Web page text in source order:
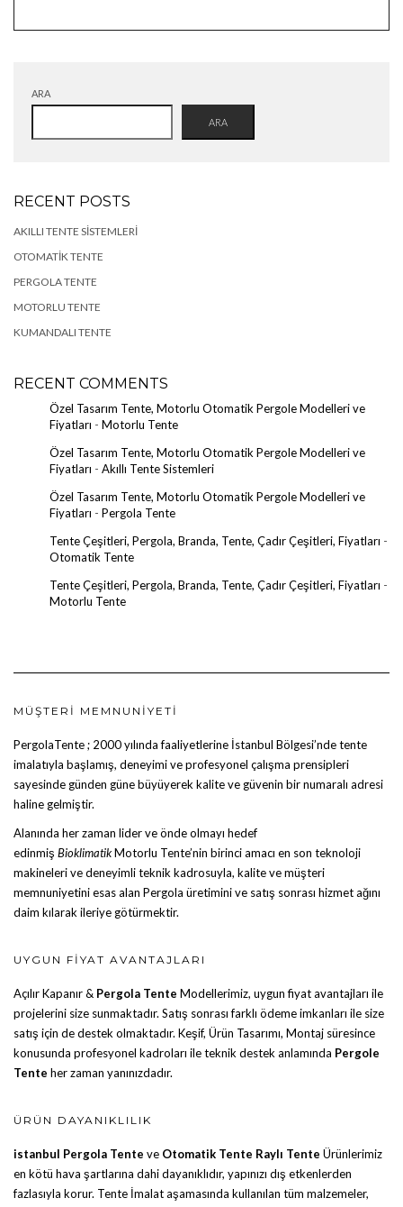
ARA
ARA
RECENT POSTS
AKILLI TENTE SISTEMLERI
OTOMATIK TENTE
PERGOLA TENTE
MOTORLU TENTE
KUMANDALI TENTE
RECENT COMMENTS
Özel Tasarım Tente, Motorlu Otomatik Pergole Modelleri ve
Fiyatları - Motorlu Tente
Özel Tasarım Tente, Motorlu Otomatik Pergole Modelleri ve
Fiyatları - Akıllı Tente Sistemleri
Özel Tasarım Tente, Motorlu Otomatik Pergole Modelleri ve
Fiyatları - Pergola Tente
Tente Çeşitleri, Pergola, Branda, Tente, Çadır Çeşitleri, Fiyatları -
Otomatik Tente
Tente Çeşitleri, Pergola, Branda, Tente, Çadır Çeşitleri, Fiyatları -
Motorlu Tente
MÜŞTERI MEMNUNIYETI
PergolaTente; 2000 yılında faaliyetlerine İstanbul Bölgesi’nde tente
imalatıyla başlamış, deneyimi ve profesyonel çalışma prensipleri
sayesinde günden güne büyüyerek kalite ve güvenin bir numaralı adresi
haline gelmiştir.
Alanında her zaman lider ve önde olmayı hedef
edinmiş BioklimatikMotorlu Tente’nin birinci amacı en son teknoloji
makineleri ve deneyimli teknik kadrosuyla, kalite ve müşteri
memnuniyetini esas alan Pergola üretimini ve satış sonrası hizmet ağını
daim kılarak ileriye götürmektir.
UYGUN FIYAT AVANTAJLARI
Açılır Kapanır & Pergola Tente Modellerimiz, uygun fiyat avantajları ile
projelerini size sunmaktadır. Satış sonrası farklı ödeme imkanları ile size
satış için de destek olmaktadır. Keşif, Ürün Tasarımı, Montaj süresince
konusunda profesyonel kadroları ile teknik destek anlamında Pergole
Tente her zaman yanınızdadır.
ÜRÜN DAYANIKLILIK
istanbul Pergola Tente ve Otomatik Tente Raylı Tente Ürünlerimiz
en kötü hava şartlarına dahi dayanıklıdır, yapınızı dış etkenlerden
fazlasıyla korur. Tente İmalat aşamasında kullanılan tüm malzemeler,